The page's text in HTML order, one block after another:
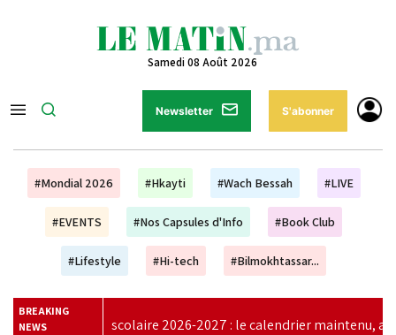
Samedi 08 Août 2026
Newsletter S'abonner
#Mondial 2026 #Hkayti #Wach Bessah #LIVE
#EVENTS #Nos Capsules d'Info #Book Club
#Lifestyle #Hi-tech #Bilmokhtassar...
BREAKING
NEWS
2026-2027 : le calendrier maintenu, aucun report prévu